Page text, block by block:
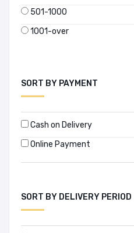
501-1000
1001-over
SORT BY PAYMENT
Cash on Delivery
Online Payment
SORT BY DELIVERY PERIOD